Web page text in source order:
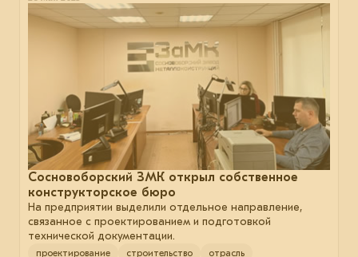
Сосновоборский ЗМК открыл собственное
конструкторское бюро
На предприятии выделили отдельное направление,
связанное с проектированием и подготовкой
технической документации.
проектирование строительство отрасль